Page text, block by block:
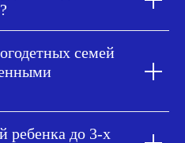
семей
ребенка до 3-х